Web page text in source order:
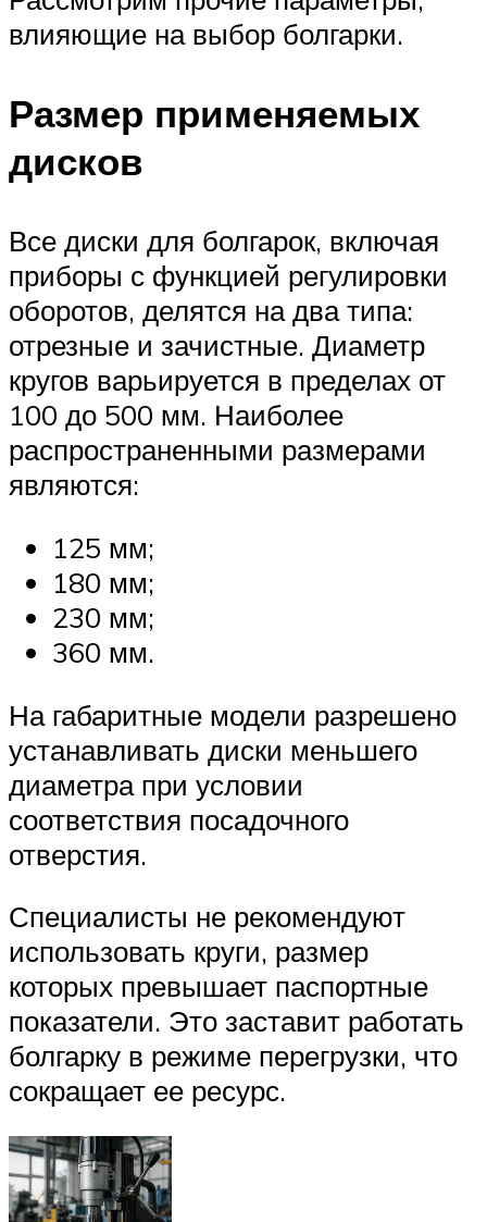
влияющие на выбор болгарки.
Размер применяемых
дисков
Все диски для болгарок, включая
приборы с функцией регулировки
оборотов, делятся на два типа:
отрезные и зачистные. Диаметр
кругов варьируется в пределах от
100 до 500 мм. Наиболее
распространенными размерами
являются:
125 мм;
180 мм;
230 мм;
360 мм.
На габаритные модели разрешено
устанавливать диски меньшего
диаметра при условии
соответствия посадочного
отверстия.
Специалисты не рекомендуют
использовать круги, размер
которых превышает паспортные
показатели. Это заставит работать
болгарку в режиме перегрузки, что
сокращает ее ресурс.